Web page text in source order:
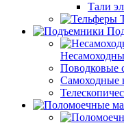
Тали
Поводковые
Самоходные